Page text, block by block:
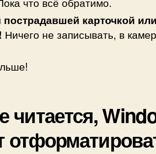
пострадавшей карточкой или
Ничего не записывать, в
читается,